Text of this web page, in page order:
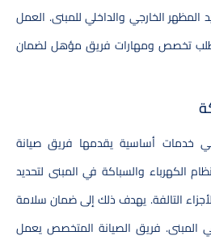
المظهر الخارجي والداخلي للمبنى. العمل
تخصص ومهارات فريق مؤهل لضمان
هي خدمات أساسية يقدمها فريق صيانة
الكهرباء والسباكة في المبنى لتحديد
التالفة. يهدف ذلك إلى ضمان سلامة
المبنى. فريق الصيانة المتخصص يعمل